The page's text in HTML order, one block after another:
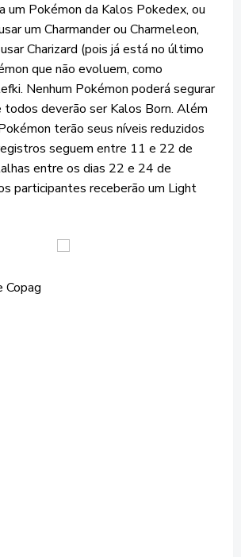
um Pokémon da Kalos Pokedex, ou
um Charmander ou Charmeleon,
Charizard (pois já está no último
que não evoluem, como
Nenhum Pokémon poderá segurar
deverão ser Kalos Born. Além
terão seus níveis reduzidos
seguem entre 11 e 22 de
entre os dias 22 e 24 de
participantes receberão um Light
Copag